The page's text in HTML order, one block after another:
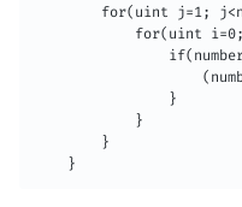
for(uint j=1;
for(uint
                }
            }
        }
    }